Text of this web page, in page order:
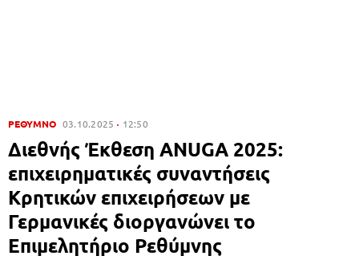
ΡΕΘΥΜΝΟ 03.10.2025 12:50
Διεθνής Έκθεση ΑNUGA 2025:
επιχειρηματικές συναντήσεις
Κρητικών επιχειρήσεων με
Γερμανικές διοργανώνει το
Επιμελητήριο Ρεθύμνης